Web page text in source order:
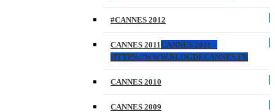
#CANNES 2012
CANNES 2011CANNES 2011 –
HTTPS://WWW.BLOGDECANNES.FR
CANNES 2010
CANNES 2009